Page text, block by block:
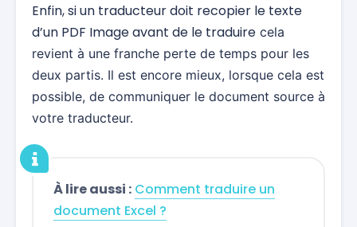
Enfin, si un traducteur doit recopier le texte
d’un PDF Image avant de le traduire cela
revient à une franche perte de temps pour les
deux partis. Il est encore mieux, lorsque cela est
possible, de communiquer le document source à
votre traducteur.
À lire aussi : Comment traduire un
document Excel ?